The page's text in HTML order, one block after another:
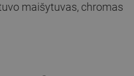
maišytuvas, chromas